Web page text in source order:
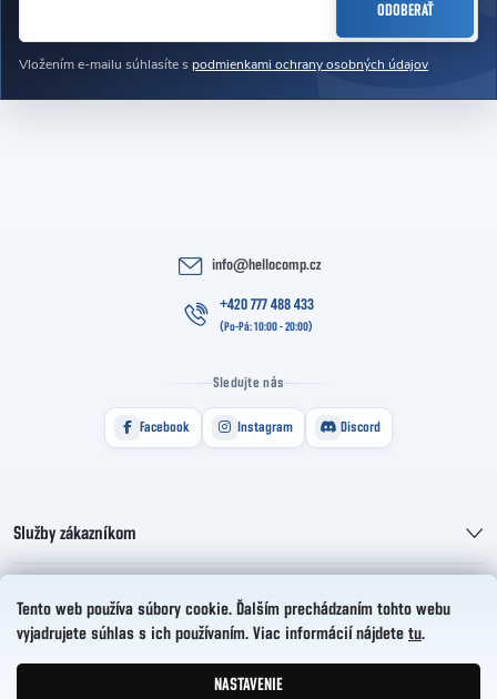
Tento web používa súbory cookie. Ďalším prechádzaním tohto webu
vyjadrujete súhlas s ich používaním. Viac informácií nájdete tu.
NASTAVENIE
Vložením e-mailu súhlasíte s podmienkami ochrany osobných údajov
ODOBERAŤ
info@hellocomp.cz
+420 777 488 433
Sledujte nás
Facebook Instagram Discord
Služby zákazníkom